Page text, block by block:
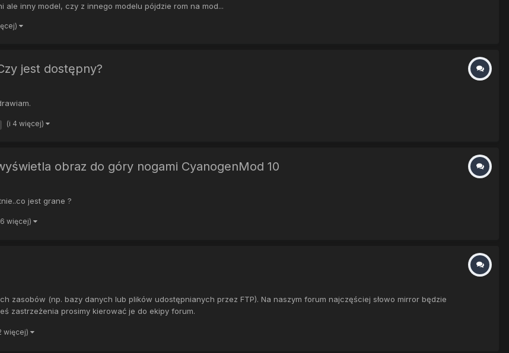
ale inny model, czy z innego modelu pójdzie rom na mod...
jest dostępny?
(i 4 więcej)
obraz do góry nogami CyanogenMod 10
jest grane ?
więcej)
zasobów (np. bazy danych lub plików udostępnianych przez FTP). Na naszym forum najczęściej słowo mirror będzie
zastrzeżenia prosimy kierować je do ekipy forum.
więcej)